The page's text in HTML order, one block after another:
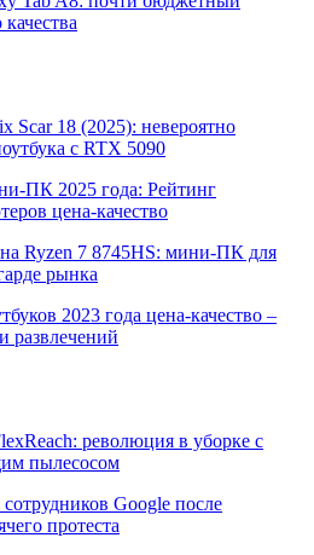
Scar 18 (2025): невероятно
с RTX 5090
ПК 2025 года: Рейтинг
цена-качество
Ryzen 7 8745HS: мини-ПК для
рынка
2023 года цена-качество –
развлечений
революция в уборке с
пылесосом
Google после
протеста